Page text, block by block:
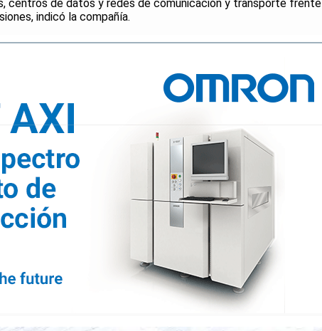
centros de datos y redes de comunicación y transporte frente
indicó la compañía.